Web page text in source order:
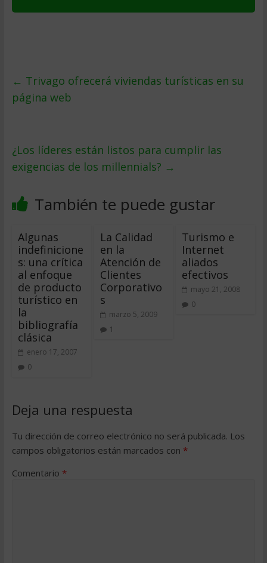
← Trivago ofrecerá viviendas turísticas en su
página web
¿Los líderes están listos para cumplir las
exigencias de los millennials? →
También te puede gustar
Algunas
indefinicione
s: una crítica
al enfoque
de producto
turístico en
la
bibliografía
clásica
enero 17, 2007
0
La Calidad
en la
Atención de
Clientes
Corporativo
s
marzo 5, 2009
1
Turismo e
Internet
aliados
efectivos
mayo 21, 2008
0
Deja una respuesta
Tu dirección de correo electrónico no será publicada. Los
campos obligatorios están marcados con *
Comentario *